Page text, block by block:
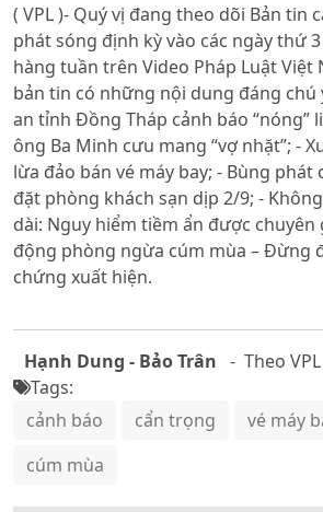
10s
10s
( VPL )- Quý vị đang theo dõi Bản tin
phát sóng định kỳ vào các ngày thứ
hàng tuần trên Video Pháp Luật Việt
bản tin có những nội dung đáng chú
an tỉnh Đồng Tháp cảnh báo “nóng”
ông Ba Minh cưu mang “vợ nhặt”; -
lừa đảo bán vé máy bay; - Bùng
đặt phòng khách sạn dịp 2/9; -
dài: Nguy hiểm tiềm ẩn được chuyên
động phòng ngừa cúm mùa – Đừng
chứng xuất hiện.
Hạnh Dung - Bảo Trân - Theo
Tags:
cảnh báo
cẩn trọng vé máy
cúm mùa